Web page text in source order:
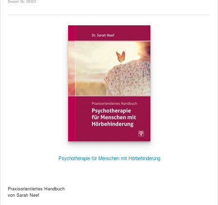
Bestell-Nr. 59303
Psychotherapie für Menschen mit Hörbehinderung
Praxisorientiertes Handbuch
von Sarah Neef